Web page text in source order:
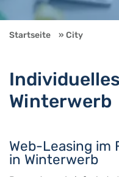
Startseite City
Winterwerb
Web-Leasing im
in Winterwerb